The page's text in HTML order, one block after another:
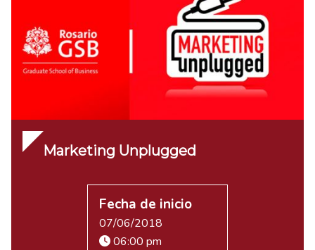
Marketing Unplugged
Fecha de inicio
07/06/2018
06:00 pm